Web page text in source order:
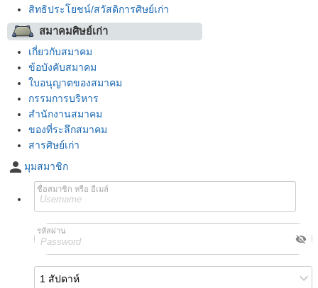
สิทธิประโยชน์/สวัสดิการศิษย์เก่า
สมาคมศิษย์เก่า
เกี่ยวกับสมาคม
ข้อบังคับสมาคม
ใบอนุญาตของสมาคม
กรรมการบริหาร
สำนักงานสมาคม
ของที่ระลึกสมาคม
สารศิษย์เก่า
person มุมสมาชิก
ชื่อสมาชิก หรือ อีเมล์
รหัสผ่าน
visibility_off